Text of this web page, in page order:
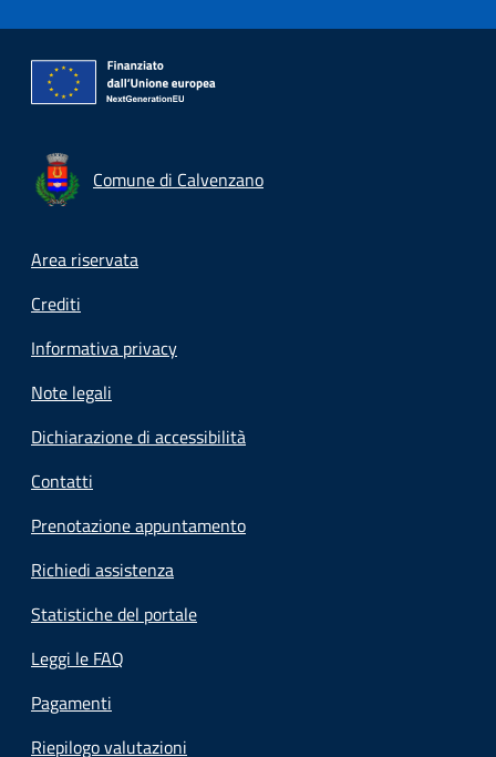
Comune di Calvenzano
Footer menu
Area riservata
Crediti
Informativa privacy
Note legali
Dichiarazione di accessibilità
Contatti
Prenotazione appuntamento
Richiedi assistenza
Statistiche del portale
Leggi le FAQ
Pagamenti
Riepilogo valutazioni